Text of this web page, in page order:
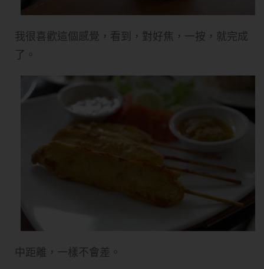
我很喜歡這個感覺，看到，對好焦，一按，就完成
了。
中距離，一樣不會差。